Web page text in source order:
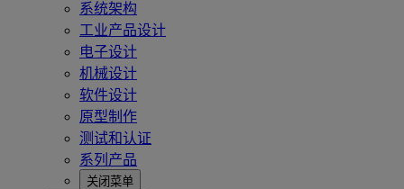
系统架构
工业产品设计
电子设计
机械设计
软件设计
原型制作
测试和认证
系列产品
关闭菜单